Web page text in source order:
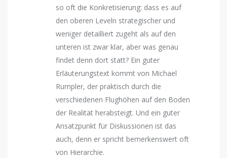
so oft die Konkretisierung: dass es auf
den oberen Leveln strategischer und
weniger detailliert zugeht als auf den
unteren ist zwar klar, aber was genau
findet denn dort statt? Ein guter
Erläuterungstext kommt von Michael
Rumpler, der praktisch durch die
verschiedenen Flughöhen auf den Boden
der Realität herabsteigt. Und ein guter
Ansatzpunkt für Diskussionen ist das
auch, denn er spricht bemerkenswert oft
von Hierarchie.